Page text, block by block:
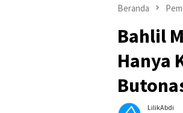
Beranda
Bahlil
Hanya
LilikAbdi